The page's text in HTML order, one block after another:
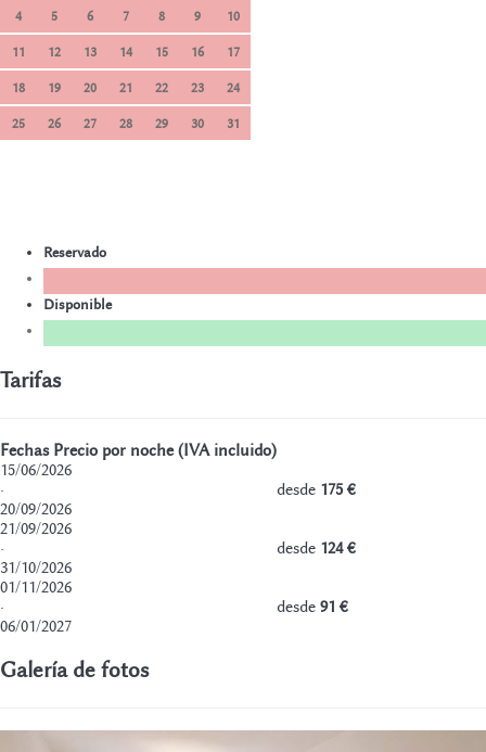
4 5 6 7 8 9 10
11 12 13 14 15 16 17
18 19 20 21 22 23 24
25 26 27 28 29 30 31
Reservado
Disponible
Tarifas
Fechas Precio por noche (IVA incluido)
15/06/2026
·
20/09/2026
desde 175 €
21/09/2026
·
31/10/2026
desde 124 €
01/11/2026
·
06/01/2027
desde 91 €
Galería de fotos